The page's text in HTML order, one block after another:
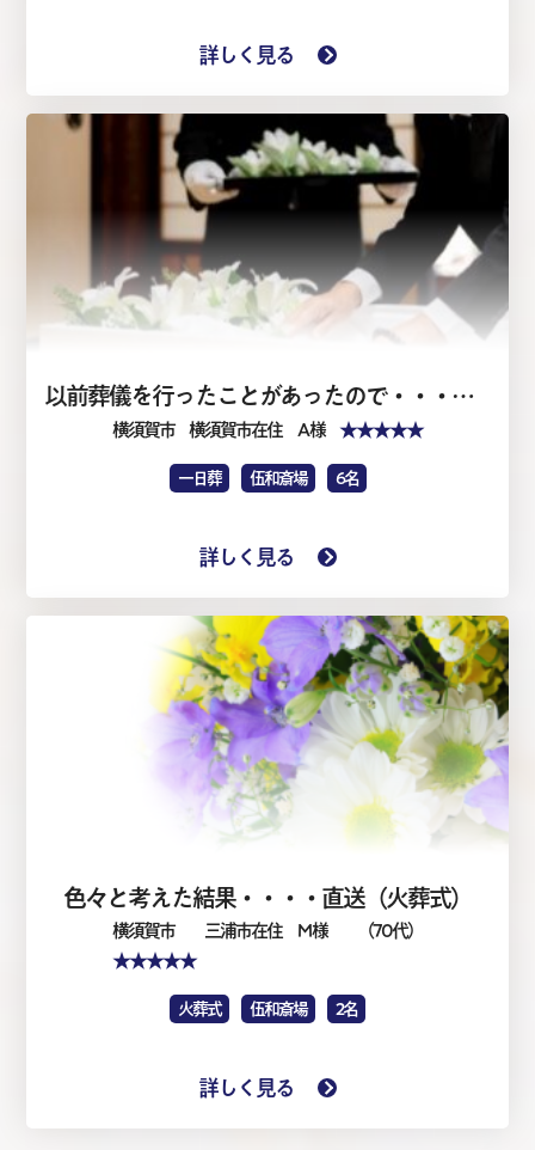
詳しく見る
以前葬儀を行ったことがあったので・・・・家族葬1日（仏式）
横須賀市 横須賀市在住 A 様 ★★★★★
一日葬 伍和斎場 6名
詳しく見る
色々と考えた結果・・・・直送（火葬式）
横須賀市 三浦市在住 M 様 （70代）
★★★★★
火葬式 伍和斎場 2名
詳しく見る